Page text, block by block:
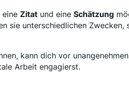
eine Zitat und eine Schätzung
sie unterschiedlichen
kann dich vor
Arbeit engagierst.